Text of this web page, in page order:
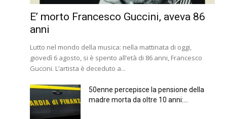
E’ morto Francesco Guccini, aveva 86
anni
Lutto nel mondo della musica: nella mattinata di oggi,
giovedì 6 agosto, si è spento all’età di 86 anni, Francesco
Guccini. L’artista è deceduto a...
50enne percepisce la pensione della
madre morta da oltre 10 anni:...